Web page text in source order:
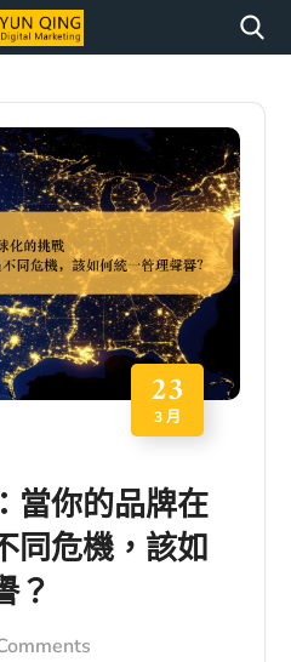
23
3 月
當你的品牌在
同危機，該如
？